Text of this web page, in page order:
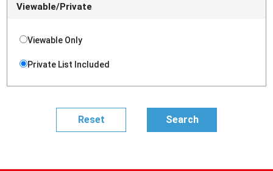
Viewable/Private
Viewable Only
Private List Included